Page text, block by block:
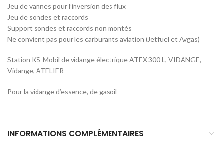
Jeu de vannes pour l’inversion des flux
Jeu de sondes et raccords
Support sondes et raccords non montés
Ne convient pas pour les carburants aviation (Jetfuel et Avgas)
Station KS-Mobil de vidange électrique ATEX 300 L, VIDANGE,
Vidange, ATELIER
Pour la vidange d’essence, de gasoil
INFORMATIONS COMPLÉMENTAIRES